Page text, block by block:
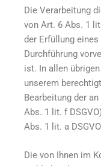
Die Verarbeitung
von Art. 6 Abs. 1
der Erfüllung
Durchführung
ist. In allen
unserem
Bearbeitung der
Abs. 1 lit. f
Abs. 1 lit. a
Die von Ihnen im